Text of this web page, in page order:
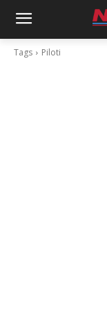
Tags Piloti